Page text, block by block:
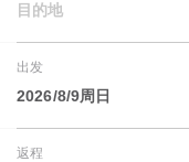
目的地
出发
2026/8/9周日
返程